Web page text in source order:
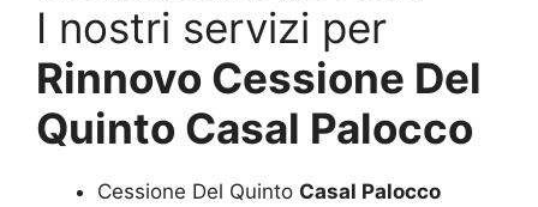
I nostri servizi per
Rinnovo Cessione Del
Quinto Casal Palocco
Cessione Del Quinto Casal Palocco